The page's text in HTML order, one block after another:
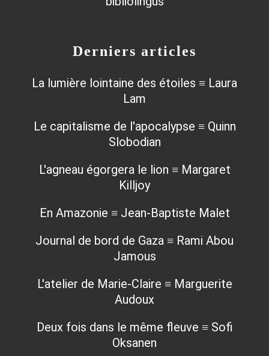
Derniers articles
La lumière lointaine des étoiles ≡ Laura
Lam
Le capitalisme de l'apocalypse ≡ Quinn
Slobodian
L'agneau égorgera le lion ≡ Margaret
Killjoy
En Amazonie ≡ Jean-Baptiste Malet
Journal de bord de Gaza ≡ Rami Abou
Jamous
L'atelier de Marie-Claire ≡ Marguerite
Audoux
Deux fois dans le même fleuve ≡ Sofi
Oksanen